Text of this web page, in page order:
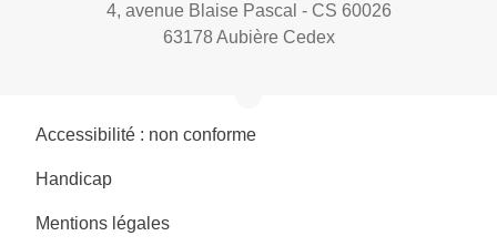
4, avenue Blaise Pascal - CS 60026
63178 Aubière Cedex
Accessibilité : non conforme
Handicap
Mentions légales